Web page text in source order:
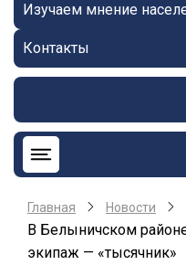
Изучаем мнение
Контакты
Главная Новости
В Белыничском
экипаж — «тысячник»